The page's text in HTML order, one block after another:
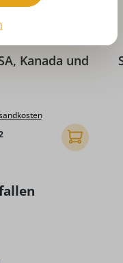
Kanada und
In den